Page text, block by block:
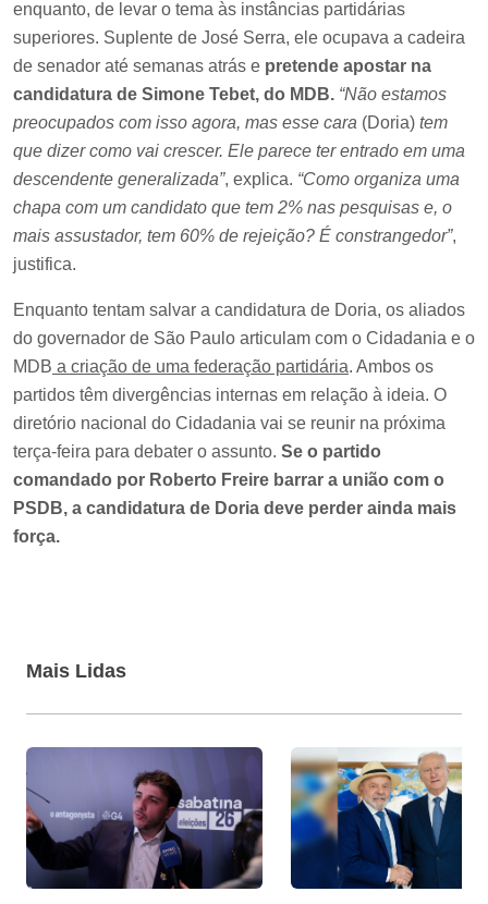
enquanto, de levar o tema às instâncias partidárias
superiores. Suplente de José Serra, ele ocupava a cadeira
de senador até semanas atrás e pretende apostar na
candidatura de Simone Tebet, do MDB. “Não estamos
preocupados com isso agora, mas esse cara (Doria) tem
que dizer como vai crescer. Ele parece ter entrado em uma
descendente generalizada”, explica. “Como organiza uma
chapa com um candidato que tem 2% nas pesquisas e, o
mais assustador, tem 60% de rejeição? É constrangedor”,
justifica.
Enquanto tentam salvar a candidatura de Doria, os aliados
do governador de São Paulo articulam com o Cidadania e o
MDB a criação de uma federação partidária. Ambos os
partidos têm divergências internas em relação à ideia. O
diretório nacional do Cidadania vai se reunir na próxima
terça-feira para debater o assunto. Se o partido
comandado por Roberto Freire barrar a união com o
PSDB, a candidatura de Doria deve perder ainda mais
força.
Mais Lidas